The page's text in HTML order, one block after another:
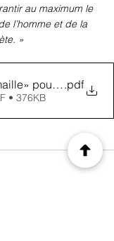
au maximum le
l’homme et de la
»
pour LA.pdf
• 376KB